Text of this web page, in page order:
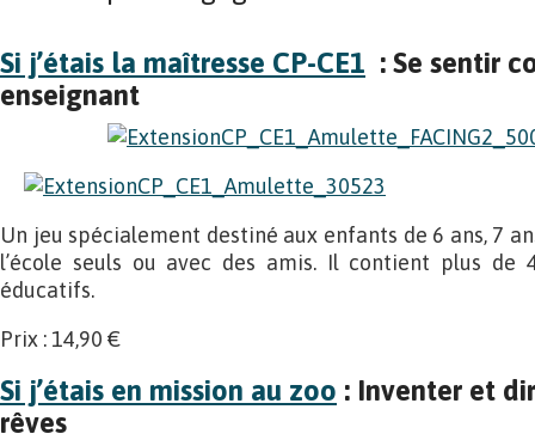
Si j’étais la maîtresse CP-CE1 : Se sentir
enseignant
Un jeu spécialement destiné aux enfants de 6 ans, 7
l’école seuls ou avec des amis. Il contient plus de
éducatifs.
Prix : 14,90 €
Si j’étais en mission au zoo : Inventer et
rêves